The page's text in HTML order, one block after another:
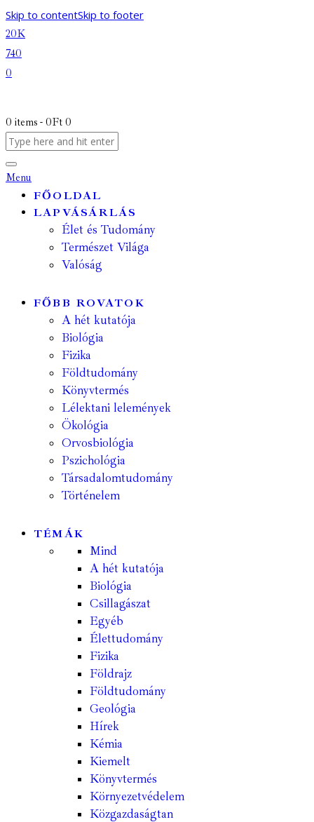
Skip to contentSkip to footer
20K
740
0
0 items - 0Ft 0
Menu
FŐOLDAL
LAPVÁSÁRLÁS
Élet és Tudomány
Természet Világa
Valóság
FŐBB ROVATOK
A hét kutatója
Biológia
Fizika
Földtudomány
Könyvtermés
Lélektani lelemények
Ökológia
Orvosbiológia
Pszichológia
Társadalomtudomány
Történelem
TÉMÁK
Mind
A hét kutatója
Biológia
Csillagászat
Egyéb
Élettudomány
Fizika
Földrajz
Földtudomány
Geológia
Hírek
Kémia
Kiemelt
Könyvtermés
Környezetvédelem
Közgazdaságtan